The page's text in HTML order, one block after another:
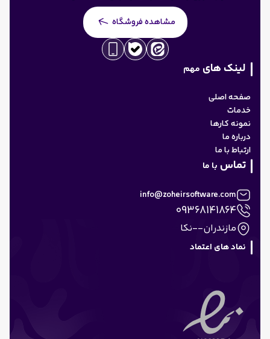
مشاهده فروشگاه
لینک های مهم
صفحه اصلی
خدمات
نمونه کارها
درباره ما
ارتباط با ما
تماس با ما
info@zoheirsoftware.com
09368141864
مازندران--نکا
نماد های اعتماد